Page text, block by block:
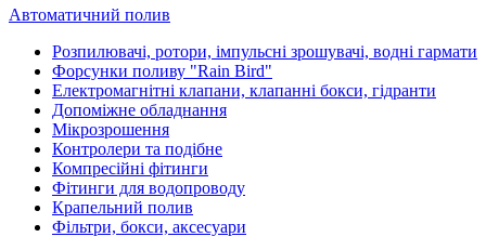
Автоматичний полив
Розпилювачі, ротори, імпульсні зрошувачі, водні гармати
Форсунки поливу "Rain Bird"
Електромагнітні клапани, клапанні бокси, гідранти
Допоміжне обладнання
Мікрозрошення
Контролери та подібне
Компресійні фітинги
Фітинги для водопроводу
Крапельний полив
Фільтри, бокси, аксесуари